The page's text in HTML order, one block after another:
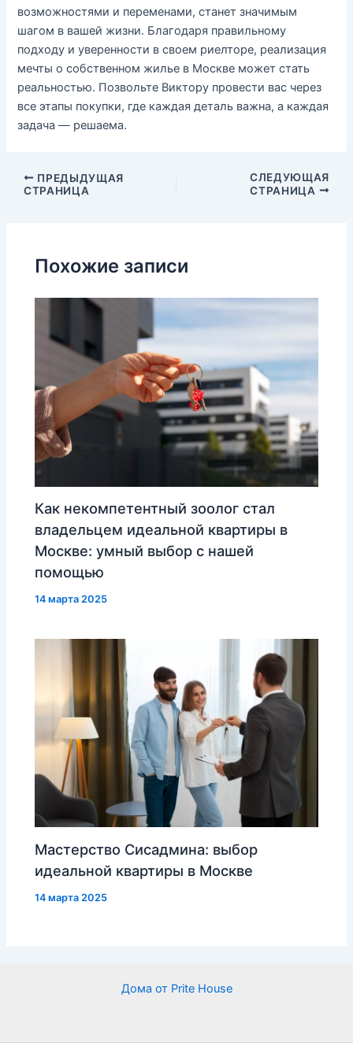
возможностями и переменами, станет значимым
шагом в вашей жизни. Благодаря правильному
подходу и уверенности в своем риелторе, реализация
мечты о собственном жилье в Москве может стать
реальностью. Позвольте Виктору провести вас через
все этапы покупки, где каждая деталь важна, а каждая
задача — решаема.
НавигацияПРЕДЫДУЩАЯ
СТРАНИЦА
СЛЕДУЮЩАЯ
СТРАНИЦА
Похожие записи
Как некомпетентный зоолог стал
владельцем идеальной квартиры в
Москве: умный выбор с нашей
помощью
14 марта 2025
Мастерство Сисадмина: выбор
идеальной квартиры в Москве
14 марта 2025
Дома от Prite House